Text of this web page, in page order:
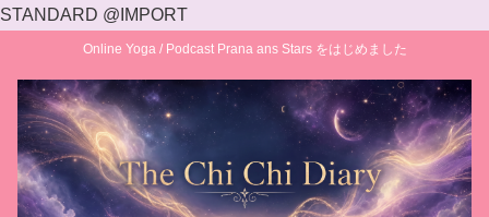
STANDARD @IMPORT
Online Yoga / Podcast Prana ans Stars をはじめました